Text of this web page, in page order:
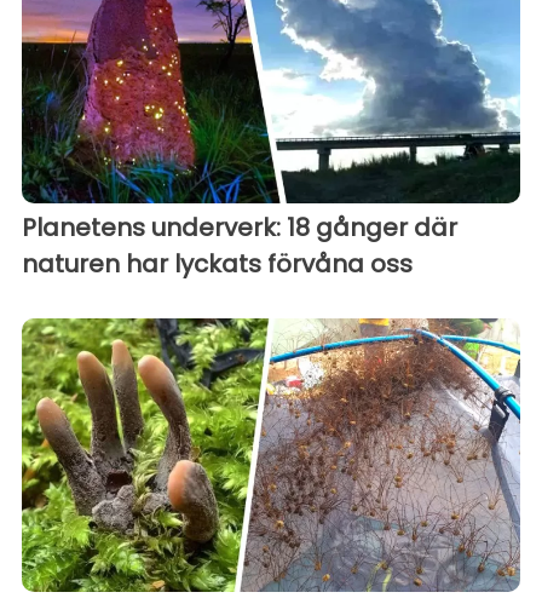
Planetens underverk: 18 gånger där
naturen har lyckats förvåna oss